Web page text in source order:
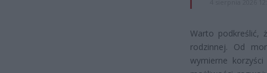
Warto podkreślić,
rodzinnej. Od
wymierne